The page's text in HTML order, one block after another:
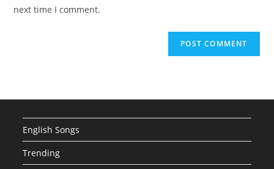
(optional)
next time I comment.
English Songs
Trending